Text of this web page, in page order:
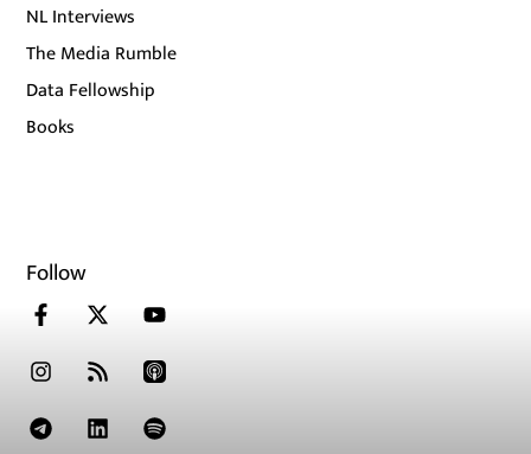
NL Interviews
The Media Rumble
Data Fellowship
Books
Follow